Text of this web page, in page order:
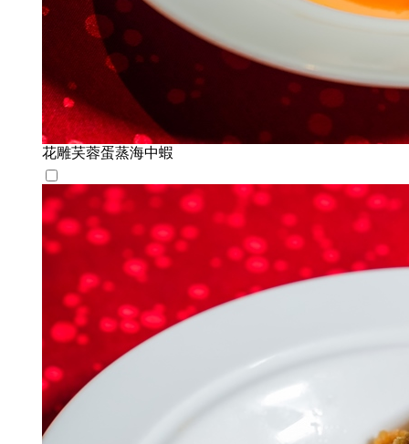
花雕芺蓉蛋蒸海中蝦